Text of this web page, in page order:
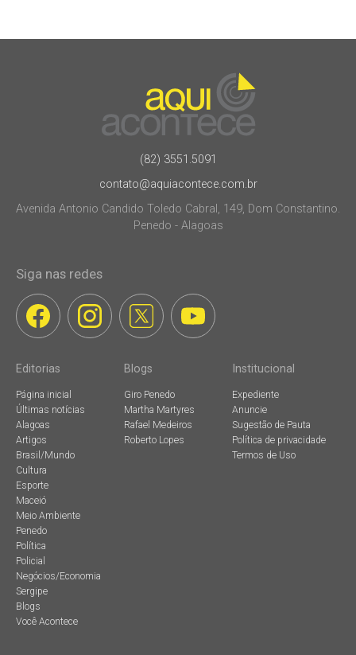
(82) 3551.5091
contato@aquiacontece.com.br
Avenida Antonio Candido Toledo Cabral, 149, Dom Constantino.
Penedo - Alagoas
Siga nas redes
Editorias
Página inicial
Últimas notícias
Alagoas
Artigos
Brasil/Mundo
Cultura
Esporte
Maceió
Meio Ambiente
Penedo
Política
Policial
Negócios/Economia
Sergipe
Blogs
Você Acontece
Blogs
Giro Penedo
Martha Martyres
Rafael Medeiros
Roberto Lopes
Institucional
Expediente
Anuncie
Sugestão de Pauta
Política de privacidade
Termos de Uso